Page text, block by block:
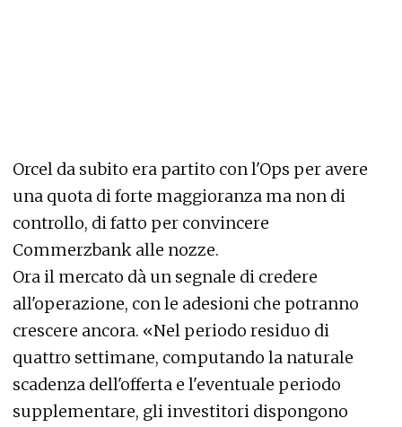
Orcel da subito era partito con l'Ops per avere
una quota di forte maggioranza ma non di
controllo, di fatto per convincere
Commerzbank alle nozze.
Ora il mercato dà un segnale di credere
all'operazione, con le adesioni che potranno
crescere ancora. «Nel periodo residuo di
quattro settimane, computando la naturale
scadenza dell'offerta e l'eventuale periodo
supplementare, gli investitori dispongono